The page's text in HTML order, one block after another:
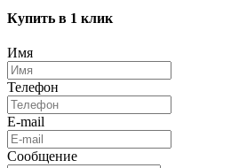
Купить в 1 клик
Имя
Телефон
E-mail
Сообщение